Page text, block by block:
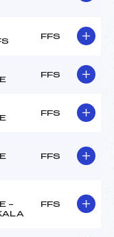
FFS
FFS
FFS
FFS
–
FFS